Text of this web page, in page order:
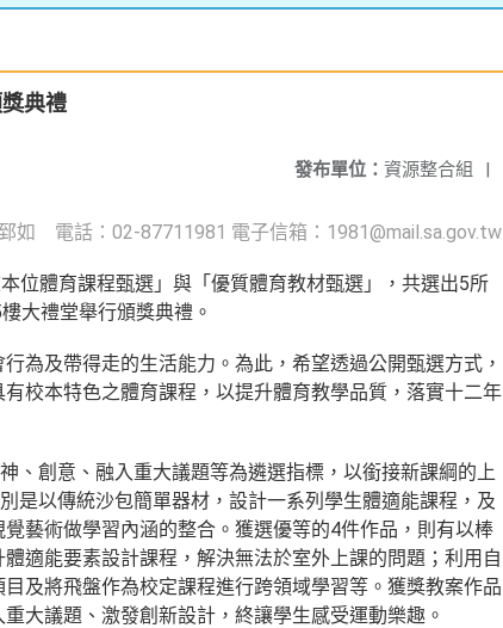
典禮
發布單位： 資源整合組 |
如 電話：02-87711981 電子信箱：1981@mail.sa.gov.tw
位體育課程甄選」與「優質體育教材甄選」，共選出5所
大禮堂舉行頒獎典禮。
為及帶得走的生活能力。為此，希望透過公開甄選方式，
校本特色之體育課程，以提升體育教學品質，落實十二年
、創意、融入重大議題等為遴選指標，以銜接新課綱的上
是以傳統沙包簡單器材，設計一系列學生體適能課程，及
藝術做學習內涵的整合。獲選優等的4件作品，則有以棒
適能要素設計課程，解決無法於室外上課的問題；利用自
及將飛盤作為校定課程進行跨領域學習等。獲獎教案作品
大議題、激發創新設計，終讓學生感受運動樂趣。